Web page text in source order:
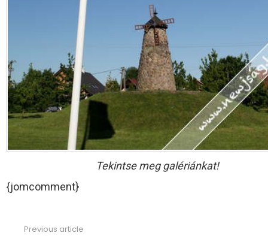
Tekintse meg galériánkat!
{jomcomment}
Previous article